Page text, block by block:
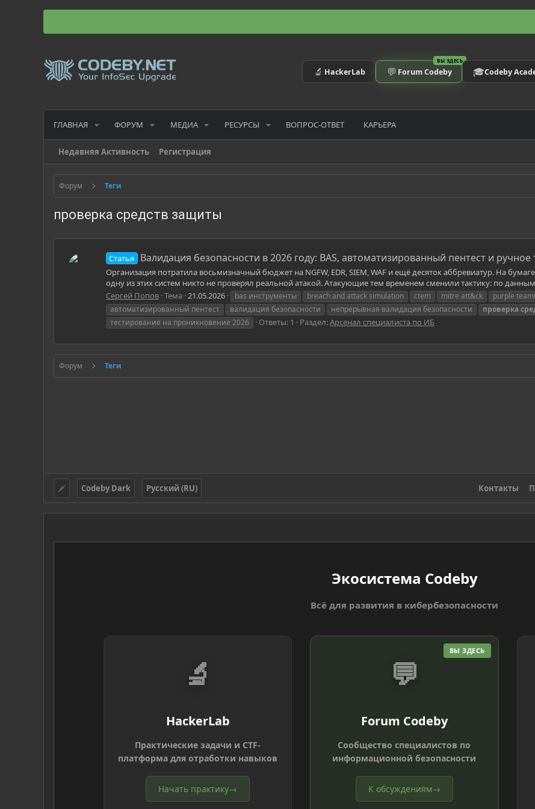
🔬 HackerLab
ВЫ ЗДЕСЬ
💬 Forum Codeby 🎓Codeby
ГЛАВНАЯ ФОРУМ МЕДИА РЕСУРСЫ ВОПРОС-ОТВЕТ КАРЬЕРА
Недавняя Активность Регистрация
Форум Теги
проверка средств защиты
Статья Валидация безопасности в 2026 году: BAS, автоматизированный пентест и
Организация потратила восьмизначный бюджет на NGFW, EDR, SIEM, WAF и ещё десяток аббревиатур. На
одну из этих систем никто не проверял реальной атакой. Атакующие тем временем сменили тактику: по
Сергей Попов Тема 21.05.2026 bas инструменты breach and attack simulation ctem mitre att&ck purple
автоматизированный пентест
валидация безопасности непрерывная валидация безопасности проверка
тестирование на проникновение 2026
Ответы: 1 Раздел:Арсенал специалиста по ИБ
Форум Теги
Codeby Dark Русский (RU) Контакты
Экосистема Codeby
Всё для развития в кибербезопасности
🔬
HackerLab
Практические задачи и CTF-
платформа для отработки навыков
Начать практику→
ВЫ ЗДЕСЬ
💬
Forum Codeby
Сообщество специалистов по
информационной безопасности
К обсуждениям→